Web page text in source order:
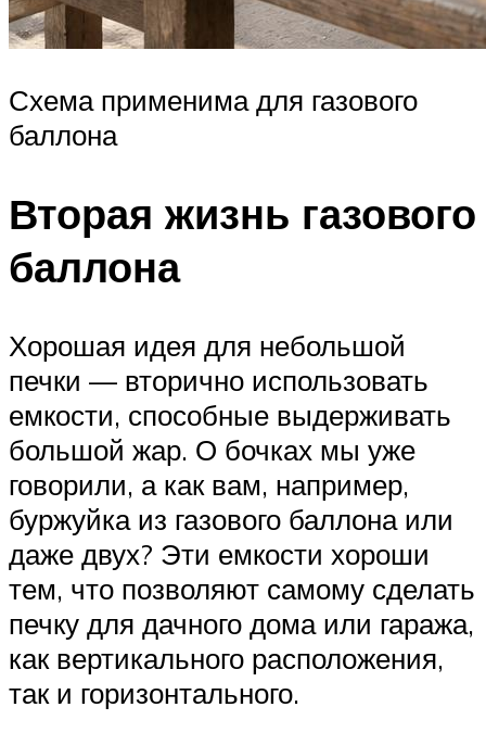
Схема применима для газового
баллона
Вторая жизнь газового
баллона
Хорошая идея для небольшой
печки — вторично использовать
емкости, способные выдерживать
большой жар. О бочках мы уже
говорили, а как вам, например,
буржуйка из газового баллона или
даже двух? Эти емкости хороши
тем, что позволяют самому сделать
печку для дачного дома или гаража,
как вертикального расположения,
так и горизонтального.